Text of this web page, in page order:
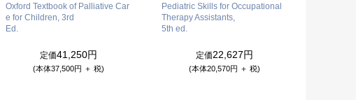
Oxford Textbook of Palliative Car
e for Children, 3rd
Ed.
定価41,250円
(本体37,500円 ＋ 税)
Pediatric Skills for Occupational
Therapy Assistants,
5th ed.
定価22,627円
(本体20,570円 ＋ 税)